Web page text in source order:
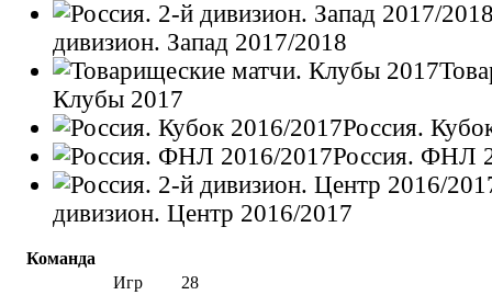
дивизион. Запад 2017/2018
Клубы 2017
Россия.
Россия. ФНЛ
дивизион. Центр 2016/2017
Команда
Игр
28